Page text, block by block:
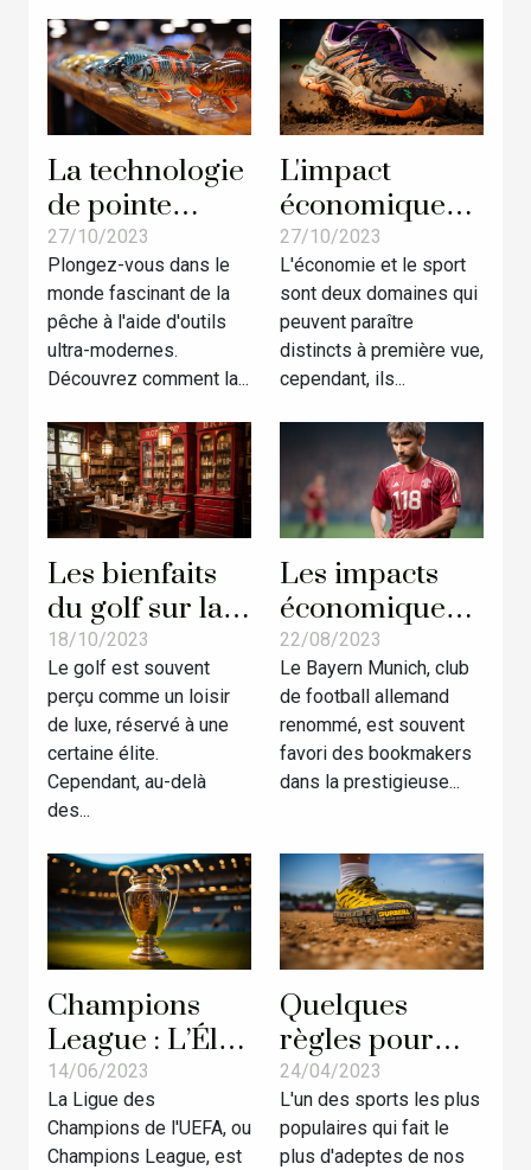
La technologie
de pointe
derrière la
fabrication de
leurres
27/10/2023
Plongez-vous dans le
monde fascinant de la
pêche à l'aide d'outils
ultra-modernes.
Découvrez comment la...
L'impact
économique
de l'intégration
d'un espace
tennis dans les
magasins de
sport
27/10/2023
L'économie et le sport
sont deux domaines qui
peuvent paraître
distincts à première vue,
cependant, ils...
Les bienfaits
du golf sur la
santé : une
exploration
approfondie à
travers le Golf
de Paris
18/10/2023
Le golf est souvent
perçu comme un loisir
de luxe, réservé à une
certaine élite.
Cependant, au-delà
des...
Les impacts
économiques
de la position
du Bayern
comme favori
des
bookmakers en
Champions
22/08/2023
Le Bayern Munich, club
de football allemand
renommé, est souvent
favori des bookmakers
dans la prestigieuse...
Champions
League : L’Élite
Européenne
du Football
14/06/2023
La Ligue des
Champions de l'UEFA, ou
Champions League, est
Quelques
règles pour
bien jouer au
Spikeball
24/04/2023
L'un des sports les plus
populaires qui fait le
plus d'adeptes de nos